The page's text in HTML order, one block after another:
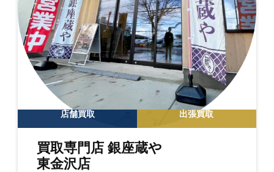
店舗買取 出張買取
買取専門店 銀座蔵や
東金沢店